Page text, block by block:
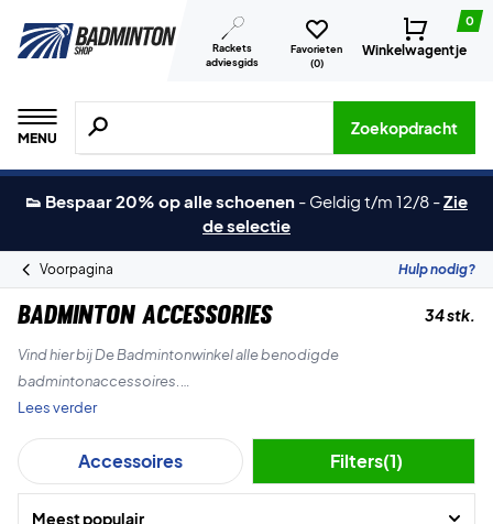
Rackets
adviesgids
Favorieten
(0)
0
Winkelwagentje
MENU
Zoeken naar producten, merken etc.
Zoekopdracht
👟 Bespaar 20% op alle schoenen - Geldig t/m 12/8 -Zie
de selectie
Voorpagina Hulp nodig?
Badminton Accessories 34 stk.
Vind hier bij De Badmintonwinkel alle benodigde
badmintonaccessoires.
handdoeken, grip poeder, zweetbanden, hoofdbanden en nog veel,
veel meer.
Lees verder
Accessoires Filters(1)
Meest populair